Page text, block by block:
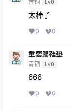
青铜 Lv0
太棒了
0 0
重要踢鞋垫
青铜 Lv0
666
0 0